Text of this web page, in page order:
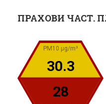
ПРАХОВИ ЧАСТ.
PM10 µg/m³
30.3
28